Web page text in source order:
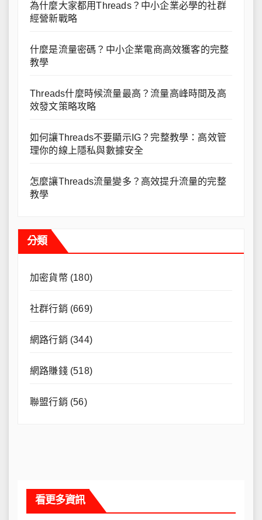
為什麼大家都用Threads？中小企業必學的社群
經營新戰略
什麼是流量密碼？中小企業電商高效獲客的完整
教學
Threads什麼時候流量最高？流量高峰時間及高
效發文策略攻略
如何讓Threads不要顯示IG？完整教學：高效管
理你的線上隱私與數據安全
怎麼讓Threads流量變多？高效提升流量的完整
教學
分類
加密貨幣(180)
社群行銷 (669)
網路行銷 (344)
網路賺錢(518)
聯盟行銷 (56)
看更多資訊